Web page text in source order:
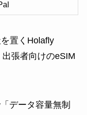
置くHolafly
張者向けのeSIM
データ容量無制